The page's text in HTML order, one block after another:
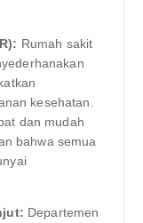
Rumah sakit
kesehatan.
dan mudah
bahwa semua
Departemen